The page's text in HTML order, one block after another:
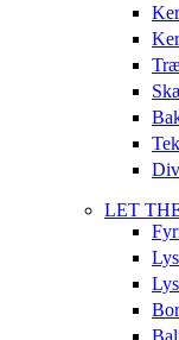
LET